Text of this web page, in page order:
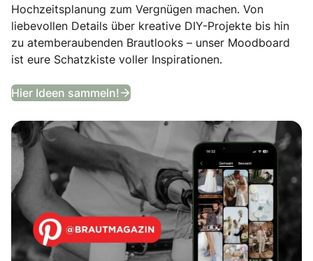
Hochzeitsplanung zum Vergnügen machen. Von
liebevollen Details über kreative DIY-Projekte bis hin
zu atemberaubenden Brautlooks – unser Moodboard
ist eure Schatzkiste voller Inspirationen.
Hier Ideen sammeln! Entdeckt unser Hochzeits-